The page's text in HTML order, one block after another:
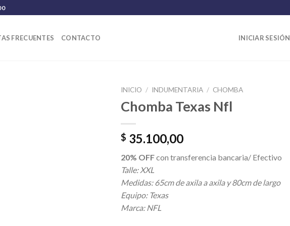
FRECUENTES CONTACTO INICIAR SESIÓN
INICIO / INDUMENTARIA / CHOMBA
Chomba Texas Nfl
$ 35.100,00
20% OFFcon transferencia bancaria/ Efectivo
Talle: XXL
Medidas: 65cm de axila a axila y 80cm de largo
Equipo: Texas
Marca: NFL